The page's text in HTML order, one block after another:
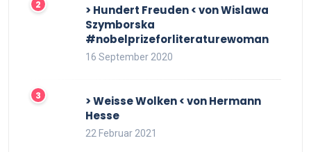
> Hundert Freuden < von Wislawa
Szymborska
#nobelprizeforliteraturewoman
16 September 2020
> Weisse Wolken < von Hermann
Hesse
22 Februar 2021